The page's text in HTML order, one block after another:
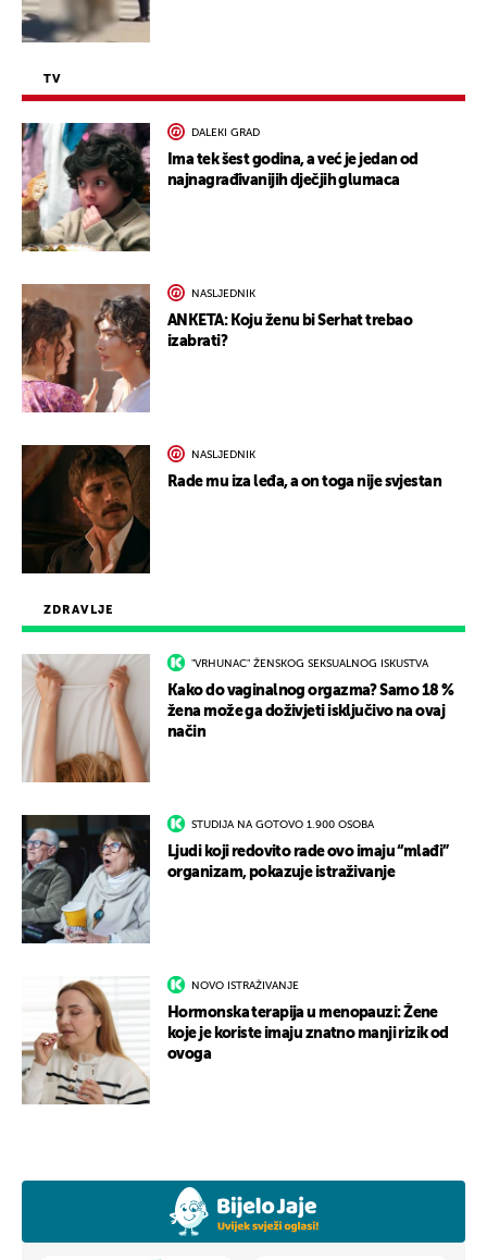
ZDRAVLJE
"VRHUNAC" ŽENSKOG SEKSUALNOG ISKUSTVA
Kako do vaginalnog orgazma? Samo 18 %
žena može ga doživjeti isključivo na ovaj
način
STUDIJA NA GOTOVO 1.900 OSOBA
Ljudi koji redovito rade ovo imaju “mlađi”
organizam, pokazuje istraživanje
NOVO ISTRAŽIVANJE
Hormonska terapija u menopauzi: Žene
koje je koriste imaju znatno manji rizik od
ovoga
TV
DALEKI GRAD
Ima tek šest godina, a već je jedan od
najnagrađivanijih dječjih glumaca
NASLJEDNIK
ANKETA: Koju ženu bi Serhat trebao
izabrati?
NASLJEDNIK
Rade mu iza leđa, a on toga nije svjestan